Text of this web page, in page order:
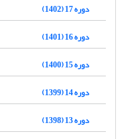
دوره 17 (1402)
دوره 16 (1401)
دوره 15 (1400)
دوره 14 (1399)
دوره 13 (1398)